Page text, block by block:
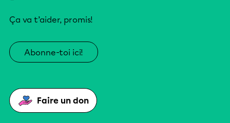
Ça va t’aider, promis!
Abonne-toi ici!
Faire un don